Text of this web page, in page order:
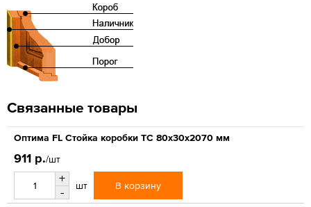
Связанные товары
Оптима FL Стойка коробки ТС 80х30х2070 мм
911 р./шт
+
-
шт В корзину